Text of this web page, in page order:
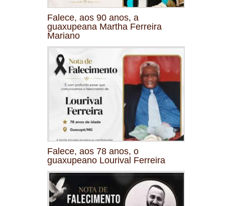
Falece, aos 90 anos, a
guaxupeana Martha Ferreira
Mariano
Falece, aos 78 anos, o
guaxupeano Lourival Ferreira